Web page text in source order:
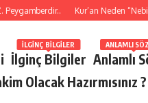
Kur’an Neden “Nebi” ve
İlginç Bilgiler
İLGINÇ BILGILER
Anlamlı
ANLAMLI
Olacak Hazırmısınız ?